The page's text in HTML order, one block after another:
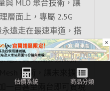
與 MLO 聚合技術，讓
層面上，專屬 2.5G
永遠走在最速車道，搭
防護，能在
電與資安風險徹底排
技術，讓未來擴充
一台甚至兩台即可實現
×